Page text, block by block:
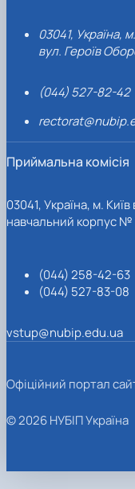
03041, Україна,
вул. Героїв
(044) 527-82-42
Приймальна комісія
03041, Україна, м.
навчальний корпус №
(044) 258-42-63
(044) 527-83-08
vstup@nubip.edu.ua
Офіційний портал
© 2026 НУБІП Україна